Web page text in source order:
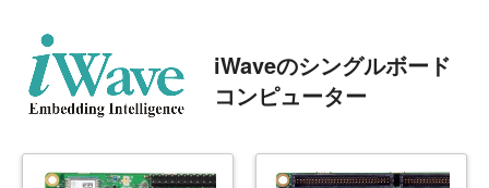
iWaveのシングルボード
コンピューター